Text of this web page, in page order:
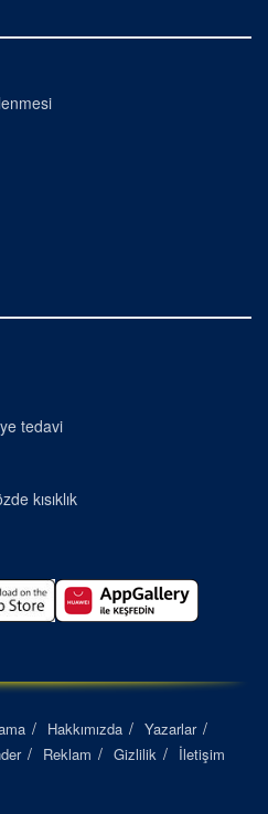
tedavi
kısıklık
Hakkımızda
Yazarlar
Reklam Gizlilik İletişim